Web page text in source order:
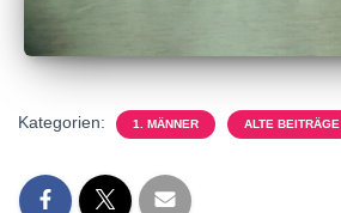
Kategorien: 1. MÄNNER ALTE BEITRÄGE